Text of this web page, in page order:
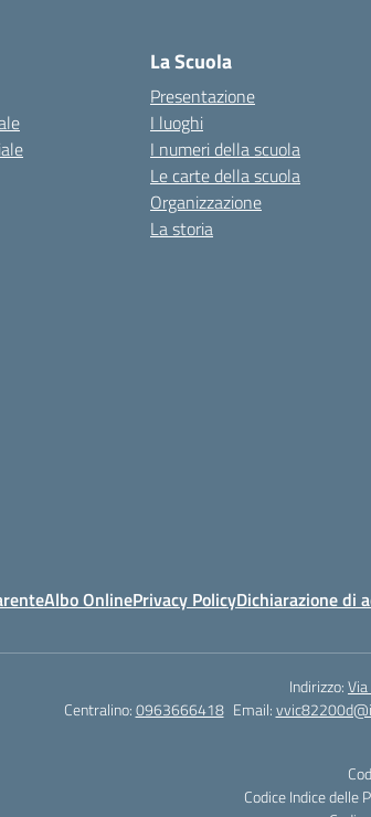
La Scuola
Presentazione
I luoghi
I numeri della scuola
Le carte della scuola
Organizzazione
La storia
Albo OnlinePrivacy PolicyDichiarazione di
Indirizzo:
Centralino:0963666418 Email:
Codice Indice